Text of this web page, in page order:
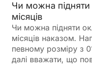
Чи можна підняти
місяців
Чи можна підняти
місяців наказом.
певному розміру з
далі вважати, що